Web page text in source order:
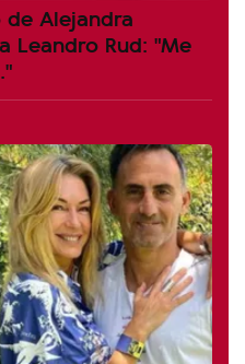
Alejandra
Leandro Rud: "Me